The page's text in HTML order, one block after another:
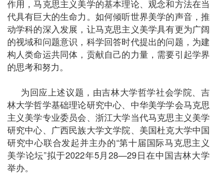
作用，马克思主义美学的基本理论、观念和方法在当
代具有巨大的生命力。如何倾听世界美学的声音，推
动学科的深入发展，让马克思主义美学具有更为广阔
的视域和问题意识，科学回答时代提出的问题，为建
构人类命运共同体，贡献自己的力量，需要引起学界
的思考和努力。
为回应上述议题，由吉林大学哲学社会学院、吉
林大学哲学基础理论研究中心、中华美学学会马克思
主义美学专业委员会、浙江大学当代马克思主义美学
研究中心、广西民族大学文学院、美国杜克大学中国
研究中心联合发起并主办的“第十届国际马克思主义
美学论坛”拟于2022年5月28—29日在中国吉林大学
举办。